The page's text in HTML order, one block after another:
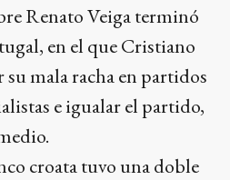
Renato Veiga terminó
en el que Cristiano
mala racha en partidos
e igualar el partido,
croata tuvo una doble